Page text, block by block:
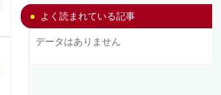
よく読まれている記事
データはありません